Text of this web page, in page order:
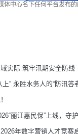
体中心名下任何平台发布
实际 筑牢汛期安全防线
上” 永胜水务人的“防汛答
丽江惠民保”上线，守
年数字营销人才竞赛